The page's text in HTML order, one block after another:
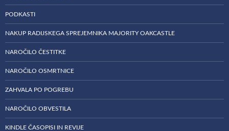
PODKASTI
NAKUP RADIJSKEGA SPREJEMNIKA MAJORITY OAKCASTLE
NAROČILO ČESTITKE
NAROČILO OSMRTNICE
ZAHVALA PO POGREBU
NAROČILO OBVESTILA
KINDLE ČASOPISI IN REVIJE